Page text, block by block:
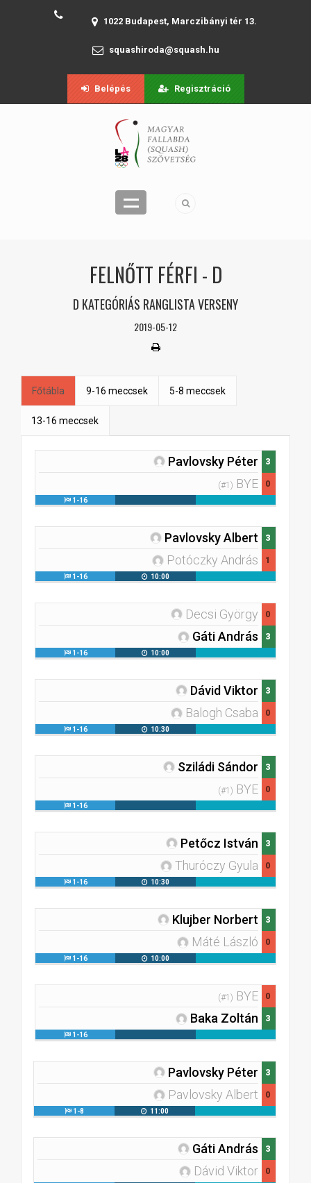
1022 Budapest, Marczibányi tér 13.
squashiroda@squash.hu
Belépés Regisztráció
FELNŐTT FÉRFI - D
D KATEGÓRIÁS RANGLISTA VERSENY
2019-05-12
Főtábla 9-16 meccsek 5-8 meccsek
13-16 meccsek
Pavlovsky Péter
(#1) BYE
3
0
1-16
Pavlovsky Albert
Potóczky András
3
1
1-16 10:00
Decsi György
Gáti András
0
3
1-16 10:00
Dávid Viktor
Balogh Csaba
3
0
1-16 10:30
Sziládi Sándor
(#1) BYE
3
0
1-16
Petőcz István
Thuróczy Gyula
3
0
1-16 10:30
Klujber Norbert
Máté László
3
0
1-16 10:00
(#1) BYE
Baka Zoltán
0
3
1-16
Pavlovsky Péter
Pavlovsky Albert
3
0
1-8 11:00
Gáti András
Dávid Viktor
3
0